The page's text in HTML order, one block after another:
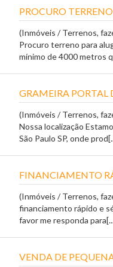
PROCURO
(Inmóveis / Terrenos,
Procuro terreno para
mínimo de 4000 metros
GRAMEIRA PORTAL
(Inmóveis / Terrenos,
Nossa localização
São Paulo SP, onde
FINANCIAMENTO
(Inmóveis / Terrenos,
financiamento rápido e
favor me responda
VENDA DE